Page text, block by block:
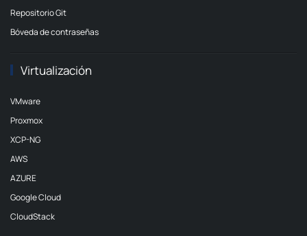
Repositorio Git
Bóveda de contraseñas
Virtualización
VMware
Proxmox
XCP-NG
AWS
AZURE
Google Cloud
CloudStack